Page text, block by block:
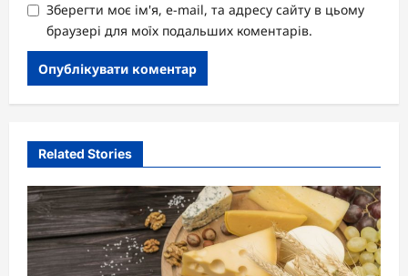
Зберегти моє ім'я, e-mail, та адресу сайту в цьому
браузері для моїх подальших коментарів.
Related Stories